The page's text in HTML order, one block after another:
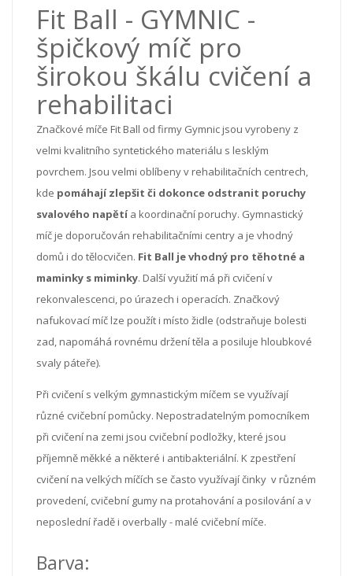
Fit Ball - GYMNIC -
špičkový míč pro
širokou škálu cvičení a
rehabilitaci
Značkové míče Fit Ball od firmy Gymnic jsou vyrobeny z
velmi kvalitního syntetického materiálu s lesklým
povrchem. Jsou velmi oblíbeny v rehabilitačních centrech,
kde pomáhají zlepšit či dokonce odstranit poruchy
svalového napětía koordinační poruchy. Gymnastický
míč je doporučován rehabilitačními centry a je vhodný
domů i do tělocvičen. Fit Ball je vhodný pro těhotné a
maminky s miminky. Další využití má při cvičení v
rekonvalescenci, po úrazech i operacích. Značkový
nafukovací míč lze použít i místo židle (odstraňuje bolesti
zad, napomáhá rovnému držení těla a posiluje hloubkové
svaly páteře).
Při cvičení s velkým gymnastickým míčem se využívají
různé cvičební pomůcky. Nepostradatelným pomocníkem
při cvičení na zemi jsou cvičební podložky, které jsou
příjemně měkké a některé i antibakteriální. K zpestření
cvičení na velkých míčích se často využívají činky v různém
provedení, cvičební gumy na protahování a posilování a v
neposlední řadě i overbally - malé cvičební míče.
Barva: